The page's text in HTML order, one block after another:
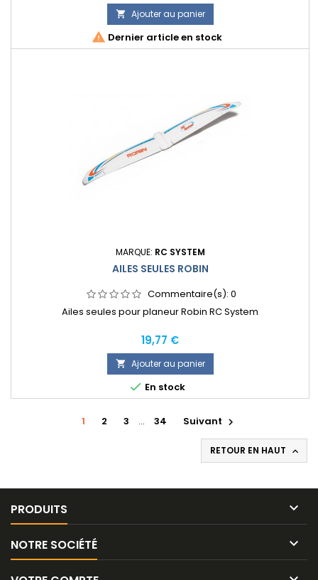
normal
 Ajouter au panier
 Dernier article en stock
MARQUE: RC SYSTEM
AILES SEULES ROBIN
Commentaire(s): 0
Ailes seules pour planeur Robin RC System
Prix
19,77 €
 Ajouter au panier
 En stock
1 2 3 … 34 Suivant 
RETOUR EN HAUT 
PRODUITS 
NOTRE SOCIÉTÉ 